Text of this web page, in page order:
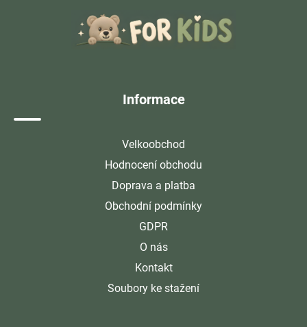
Informace
Velkoobchod
Hodnocení obchodu
Doprava a platba
Obchodní podmínky
GDPR
O nás
Kontakt
Soubory ke stažení